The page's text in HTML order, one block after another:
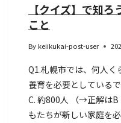
【クイズ】で知
こと
Bykeiikukai-post-user
Q1.札幌市では、何人
養育を必要としている
C. 約800人 （→正解は
もたちが新しい家庭を